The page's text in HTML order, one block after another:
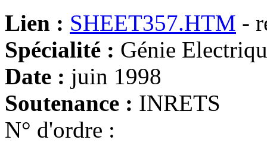
Lien : SHEET357.HTM -
Spécialité : Génie
Date : juin 1998
Soutenance : INRETS
N° d'ordre :